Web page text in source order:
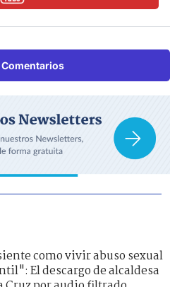
como vivir abuso sexual
El descargo de alcaldesa